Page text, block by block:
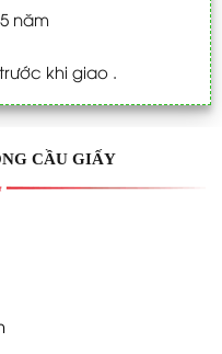
năm
khi giao .
CẦU GIẤY